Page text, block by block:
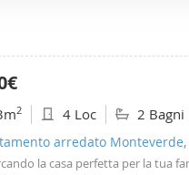
contenuti ed
Condividiamo inoltre
di analisi dei dati
che ha fornito loro o
2 4 Loc 2 Bagni
arredato
la casa perfetta per la tua